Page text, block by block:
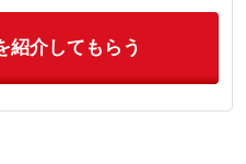
紹介してもらう